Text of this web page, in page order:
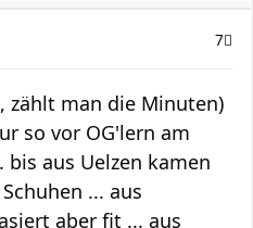
7
zählt man die Minuten)
so vor OG'lern am
bis aus Uelzen kamen
... aus
aber fit ... aus